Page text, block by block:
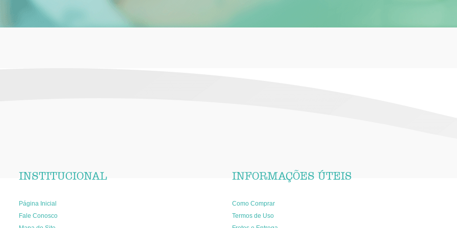
INSTITUCIONAL
Página Inicial
Fale Conosco
INFORMAÇÕES ÚTEIS
Como Comprar
Termos de Uso